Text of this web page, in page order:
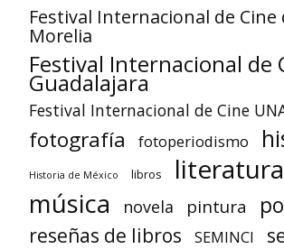
Festival Internacional de Cine
Morelia
Festival Internacional de
Guadalajara
Festival Internacional de Cine
fotografía fotoperiodismo
Historia de México libros literatura
música novela pintura
reseñas de libros SEMINCI